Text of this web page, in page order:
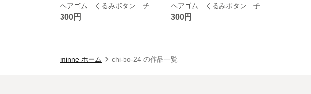
300円
ヘアゴム くるみボタン 子供から大人まで合わせやすいヘアゴム
300円
minne ホーム chi-bo-24 の作品一覧